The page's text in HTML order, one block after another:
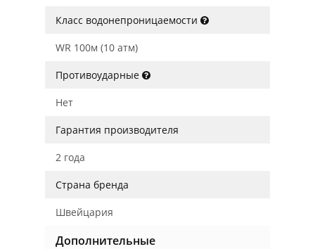
Класс водонепроницаемости
WR 100м (10 атм)
Противоударные
Нет
Гарантия производителя
2 года
Страна бренда
Швейцария
Дополнительные